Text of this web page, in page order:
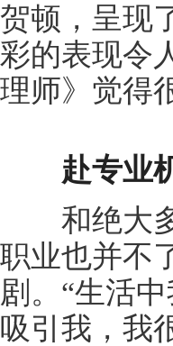
贺顿，呈现
彩的表现令
理师》觉得
赴专业
和绝大多
职业也并不
剧。“生活
吸引我，我